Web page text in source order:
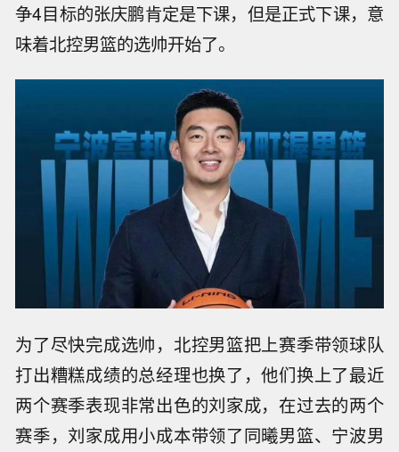
争4目标的张庆鹏肯定是下课，但是正式下课，意
味着北控男篮的选帅开始了。
为了尽快完成选帅，北控男篮把上赛季带领球队
打出糟糕成绩的总经理也换了，他们换上了最近
两个赛季表现非常出色的刘家成，在过去的两个
赛季，刘家成用小成本带领了同曦男篮、宁波男